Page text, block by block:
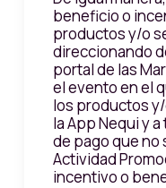
beneficio o
productos y/o
direccionando
portal de las
el evento en el
los productos
la App Nequi y
de pago que no
Actividad
incentivo o